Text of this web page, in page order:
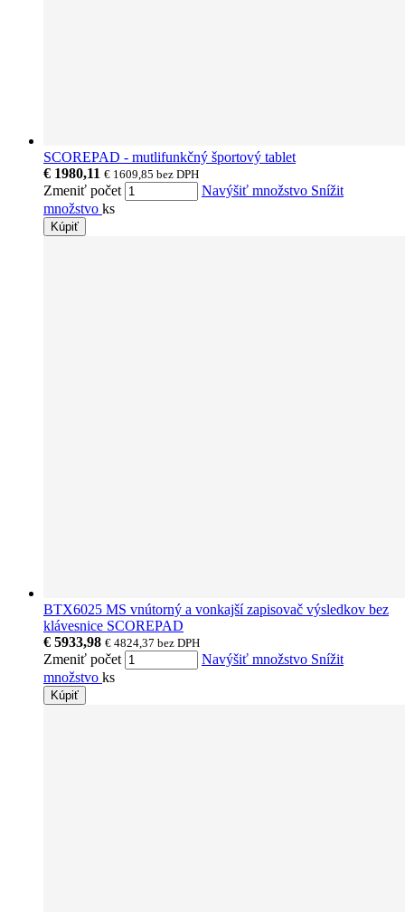
SCOREPAD - mutlifunkčný športový tablet
€ 1980,11 € 1609,85 bez DPH
Zmeniť počet Navýšiť množstvo Snížit
množstvo ks
Kúpiť
BTX6025 MS vnútorný a vonkajší zapisovač výsledkov bez
klávesnice SCOREPAD
€ 5933,98 € 4824,37 bez DPH
Zmeniť počet Navýšiť množstvo Snížit
množstvo ks
Kúpiť